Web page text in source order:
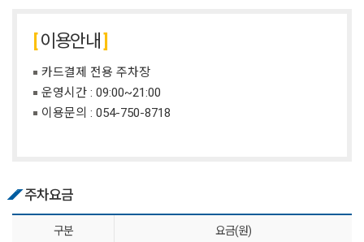
이용안내
카드결제 전용 주차장
운영시간 : 09:00~21:00
이용문의 : 054-750-8718
주차요금
구분 요금(원)